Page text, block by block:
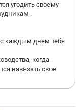
угодить своему
.
с каждым днем тебя
когда
навязать свое